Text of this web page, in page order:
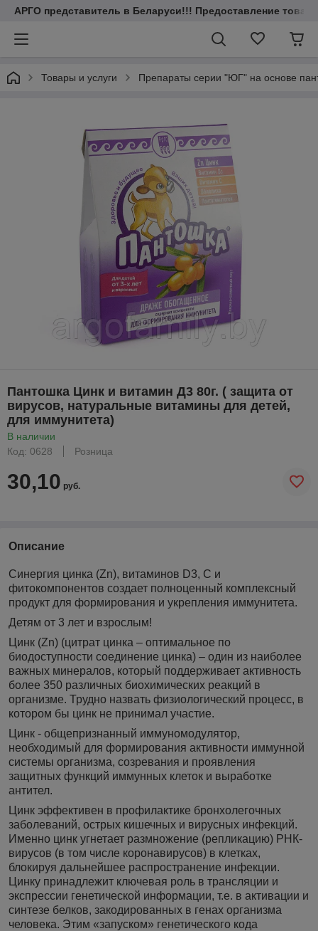
АРГО представитель в Беларуси!!! Предоставление
Товары и услуги Препараты серии "ЮГ" на основе
Пантошка Цинк и витамин Д3 80г. ( защита от
вирусов, натуральные витамины для детей,
для иммунитета)
В наличии
Код: 0628
Розница
30,10 руб.
Описание
Синергия цинка (Zn), витаминов D3, С и
фитокомпонентов создает полноценный комплексный
продукт для формирования и укрепления иммунитета.
Детям от 3 лет и взрослым!
Цинк (Zn) (цитрат цинка – оптимальное по
биодоступности соединение цинка) – один из наиболее
важных минералов, который поддерживает активность
более 350 различных биохимических реакций в
организме. Трудно назвать физиологический процесс, в
котором бы цинк не принимал участие.
Цинк - общепризнанный иммуномодулятор,
необходимый для формирования активности иммунной
системы организма, созревания и проявления
защитных функций иммунных клеток и выработке
антител.
Цинк эффективен в профилактике бронхолегочных
заболеваний, острых кишечных и вирусных инфекций.
Именно цинк угнетает размножение (репликацию) РНК-
вирусов (в том числе коронавирусов) в клетках,
блокируя дальнейшее распространение инфекции.
Цинку принадлежит ключевая роль в трансляции и
экспрессии генетической информации, т.е. в активации и
синтезе белков, закодированных в генах организма
человека. Этим «запуском» генетического кода